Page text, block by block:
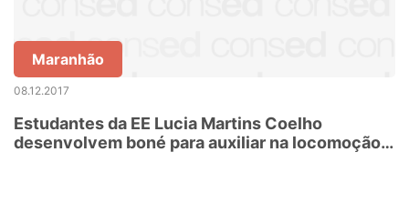
Maranhão
08.12.2017
Estudantes da EE Lucia Martins Coelho
desenvolvem boné para auxiliar na locomoção